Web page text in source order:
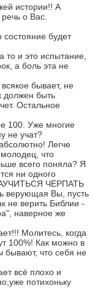
истории!! А
о Вас.
состояние будет
то и это испытание,
а боль эта не
бывает, не
должен быть
Остальное
100. Уже многие
не учат?
Легче
что
всего поняла? Я
ни одного
ЧЕРПАТЬ
верующая Вы, пусть
не верить Библии -
наверное же
Молитесь, когда
100%! Как можно в
бывают, что себя не
всё плохо и
потихоньку